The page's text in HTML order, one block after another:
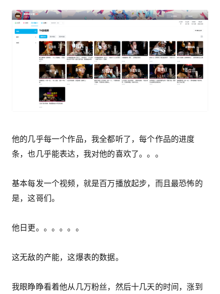
他的几乎每一个作品，我全都听了，每个作品的进度
条，也几乎能表达，我对他的喜欢了。。。
基本每发一个视频，就是百万播放起步，而且最恐怖的
是，这哥们。
他日更。。。。。。
这无敌的产能，这爆表的数据。
我眼睁睁看着他从几万粉丝，然后十几天的时间，涨到